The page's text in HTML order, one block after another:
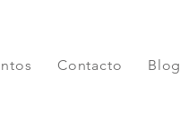
Contacto Blog